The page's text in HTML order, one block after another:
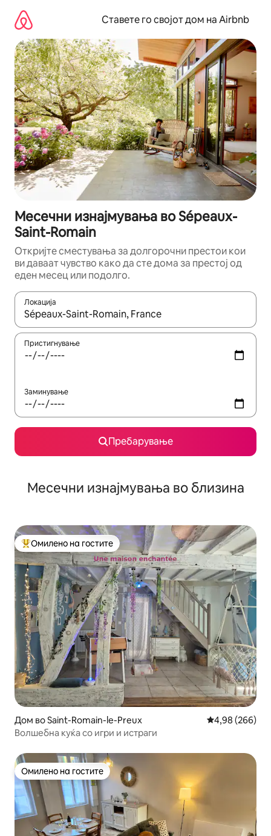
содржина
Ставете го својот дом на Airbnb
Месечни изнајмувања во Sépeaux-
Saint-Romain
Откријте сместувања за долгорочни престои кои
ви даваат чувство како да сте дома за престој од
еден месец или подолго.
Локација
Кога резултатите се достапни, движете се со копчињата
Пристигнување
Заминување
Пребарување
Месечни изнајмувања во близина
Меѓу најуспешните „Омилени на гостите“
Омилено на гостите
Дом во Saint-Romain-le-Preux Просечна
4,98 (266)
Волшебна куќа со игри и истраги
Омилено на гостите
Омилено на гостите